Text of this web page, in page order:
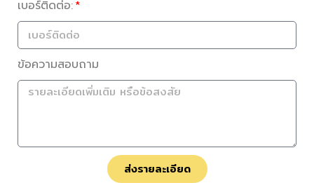
เบอร์ติดต่อ:
ข้อความสอบถาม
ส่งรายละเอียด